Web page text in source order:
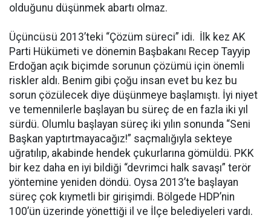
olduğunu düşünmek abartı olmaz.
Üçüncüsü 2013’teki “Çözüm süreci” idi. İlk kez AK
Parti Hükümeti ve dönemin Başbakanı Recep Tayyip
Erdoğan açık biçimde sorunun çözümü için önemli
riskler aldı. Benim gibi çoğu insan evet bu kez bu
sorun çözülecek diye düşünmeye başlamıştı. İyi niyet
ve temennilerle başlayan bu süreç de en fazla iki yıl
sürdü. Olumlu başlayan süreç iki yılın sonunda “Seni
Başkan yaptırtmayacağız!” saçmalığıyla sekteye
uğratılıp, akabinde hendek çukurlarına gömüldü. PKK
bir kez daha en iyi bildiği “devrimci halk savaşı” terör
yöntemine yeniden döndü. Oysa 2013’te başlayan
süreç çok kıymetli bir girişimdi. Bölgede HDP’nin
100’ün üzerinde yönettiği il ve İlçe belediyeleri vardı.